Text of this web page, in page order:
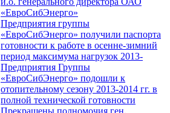
«ЕвроСибЭнерго»
Предприятия группы
«ЕвроСибЭнерго» получили паспорта
готовности к работе в осенне-зимний
период максимума нагрузок 2013-
Предприятия Группы
«ЕвроСибЭнерго» подошли к
отопительному сезону 2013-2014 гг. в
полной технической готовности